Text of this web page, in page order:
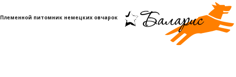
Племенной питомник немецких овчарок